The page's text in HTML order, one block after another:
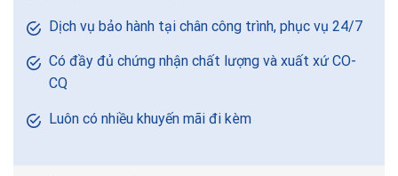
Dịch vụ bảo hành tại chân công trình, phục vụ 24/7
Có đầy đủ chứng nhận chất lượng và xuất xứ CO-
CQ
Luôn có nhiều khuyến mãi đi kèm